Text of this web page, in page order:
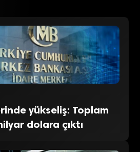
yükseliş: Toplam
dolara çıktı